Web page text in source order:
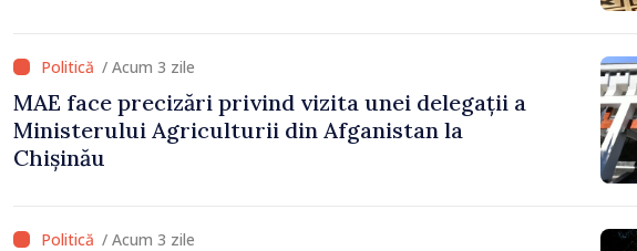
/ Acum 3 zile
MAE face precizări privind vizita unei delegații a
Ministerului Agriculturii din Afganistan la
Chișinău
/ Acum 3 zile